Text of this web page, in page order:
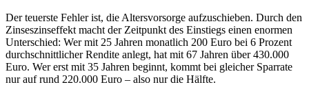
Der teuerste Fehler ist, die Altersvorsorge aufzuschieben. Durch den
Zinseszinseffekt macht der Zeitpunkt des Einstiegs einen enormen
Unterschied: Wer mit 25 Jahren monatlich 200 Euro bei 6 Prozent
durchschnittlicher Rendite anlegt, hat mit 67 Jahren über 430.000
Euro. Wer erst mit 35 Jahren beginnt, kommt bei gleicher Sparrate
nur auf rund 220.000 Euro – also nur die Hälfte.